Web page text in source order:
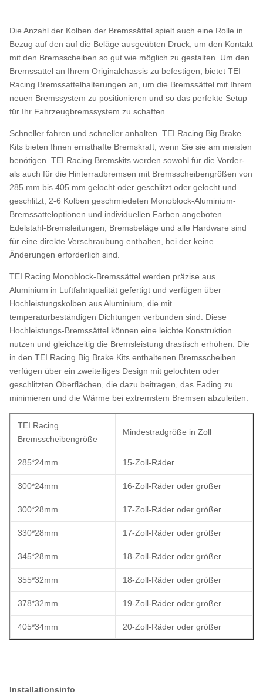
Die Anzahl der Kolben der Bremssättel spielt auch eine Rolle in
Bezug auf den auf die Beläge ausgeübten Druck, um den Kontakt
mit den Bremsscheiben so gut wie möglich zu gestalten. Um den
Bremssattel an Ihrem Originalchassis zu befestigen, bietet TEI
Racing Bremssattelhalterungen an, um die Bremssättel mit Ihrem
neuen Bremssystem zu positionieren und so das perfekte Setup
für Ihr Fahrzeugbremssystem zu schaffen.
Schneller fahren und schneller anhalten. TEI Racing Big Brake
Kits bieten Ihnen ernsthafte Bremskraft, wenn Sie sie am meisten
benötigen. TEI Racing Bremskits werden sowohl für die Vorder-
als auch für die Hinterradbremsen mit Bremsscheibengrößen von
285 mm bis 405 mm gelocht oder geschlitzt oder gelocht und
geschlitzt, 2-6 Kolben geschmiedeten Monoblock-Aluminium-
Bremssatteloptionen und individuellen Farben angeboten.
Edelstahl-Bremsleitungen, Bremsbeläge und alle Hardware sind
für eine direkte Verschraubung enthalten, bei der keine
Änderungen erforderlich sind.
TEI Racing Monoblock-Bremssättel werden präzise aus
Aluminium in Luftfahrtqualität gefertigt und verfügen über
Hochleistungskolben aus Aluminium, die mit
temperaturbeständigen Dichtungen verbunden sind. Diese
Hochleistungs-Bremssättel können eine leichte Konstruktion
nutzen und gleichzeitig die Bremsleistung drastisch erhöhen. Die
in den TEI Racing Big Brake Kits enthaltenen Bremsscheiben
verfügen über ein zweiteiliges Design mit gelochten oder
geschlitzten Oberflächen, die dazu beitragen, das Fading zu
minimieren und die Wärme bei extremstem Bremsen abzuleiten.
TEI Racing
Bremsscheibengröße
Mindestradgröße in Zoll
285*24mm 15-Zoll-Räder
300*24mm 16-Zoll-Räder oder größer
300*28mm 17-Zoll-Räder oder größer
330*28mm 17-Zoll-Räder oder größer
345*28mm 18-Zoll-Räder oder größer
355*32mm 18-Zoll-Räder oder größer
378*32mm 19-Zoll-Räder oder größer
405*34mm 20-Zoll-Räder oder größer
Installationsinfo